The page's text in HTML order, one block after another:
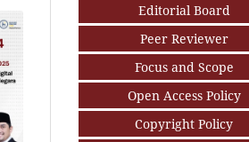
Editorial Board
Peer Reviewer
Focus and Scope
Open Access Policy
Copyright Policy